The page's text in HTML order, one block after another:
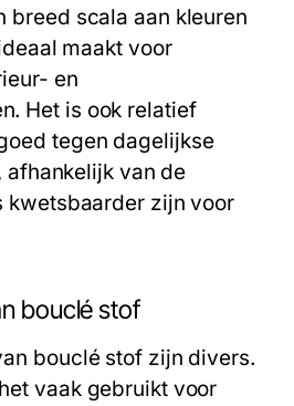
breed scala aan kleuren
maakt voor
en
Het is ook relatief
tegen dagelijkse
afhankelijk van de
kwetsbaarder zijn voor
bouclé stof
bouclé stof zijn divers.
vaak gebruikt voor